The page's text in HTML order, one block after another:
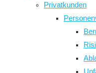
Privatkunden